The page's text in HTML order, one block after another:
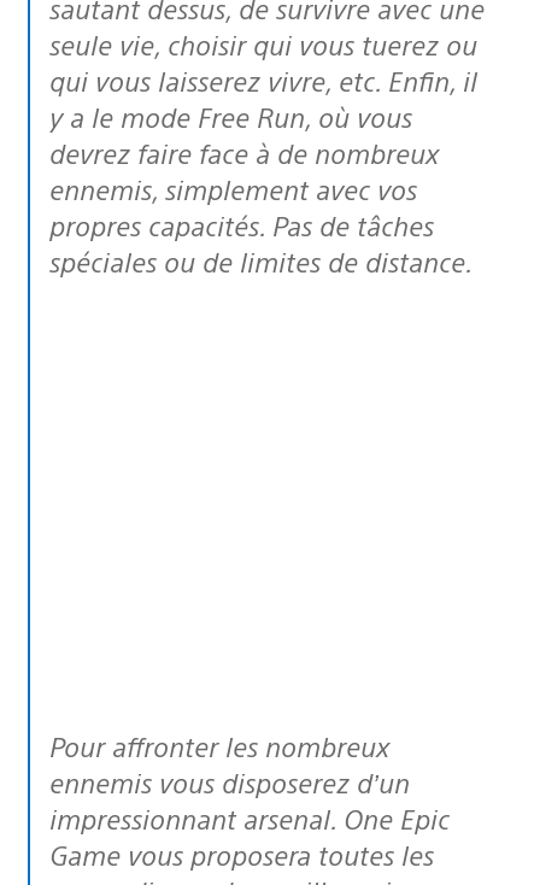
sautant dessus, de survivre avec une
seule vie, choisir qui vous tuerez ou
qui vous laisserez vivre, etc. Enfin, il
y a le mode Free Run, où vous
devrez faire face à de nombreux
ennemis, simplement avec vos
propres capacités. Pas de tâches
spéciales ou de limites de distance.
Pour affronter les nombreux
ennemis vous disposerez d’un
impressionnant arsenal. One Epic
Game vous proposera toutes les